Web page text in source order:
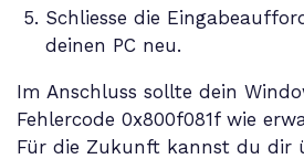
Schliesse die
deinen PC neu.
Im Anschluss sollte dein
Fehlercode 0x800f081f wie
Für die Zukunft kannst du dir